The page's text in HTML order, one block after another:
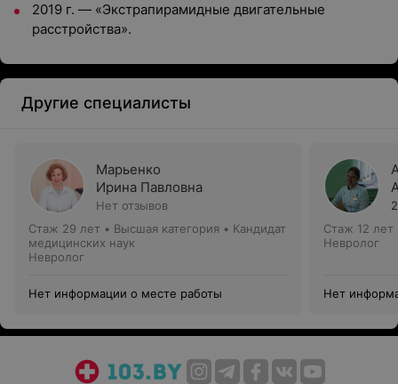
2019 г. — «Экстрапирамидные двигательные
расстройства».
Другие специалисты
Марьенко
Ирина Павловна
Нет отзывов
Стаж 29 лет • Высшая категория • Кандидат
медицинских наук
Невролог
Нет информации о месте работы
Стаж 12 лет
Невролог
Нет